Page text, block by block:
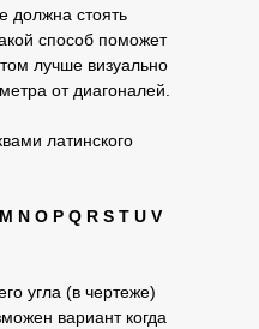
должна стоять
способ поможет
лучше визуально
от диагоналей.
латинского
N O P Q R S T U V
угла (в чертеже)
вариант когда